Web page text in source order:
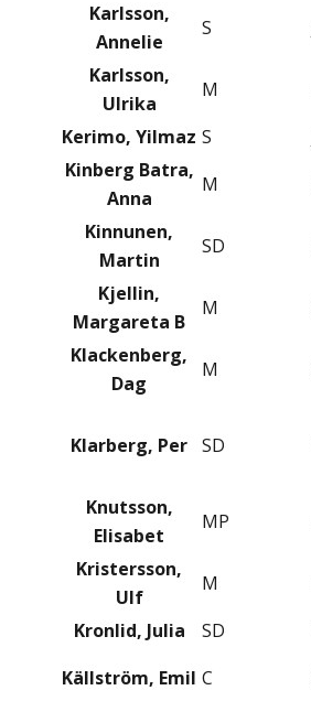
Karlsson,
Annelie
S
Karlsson,
Ulrika
M
Kerimo, Yilmaz S
Kinberg Batra,
Anna
M
Kinnunen,
Martin
SD
Kjellin,
Margareta B
M
Klackenberg,
Dag
M
Klarberg, Per SD
Knutsson,
Elisabet
MP
Kristersson,
Ulf
M
Kronlid, Julia
SD
Källström, Emil C